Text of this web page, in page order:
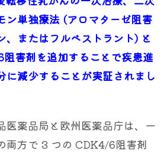
ン単独療法 (アロマターゼ阻害
、またはフルベストラント) と
害剤を追加することで疾患進
に減少することが実証されまし
医薬品局と欧州医薬品庁は、一
両方で 3 つの CDK4/6阻害剤